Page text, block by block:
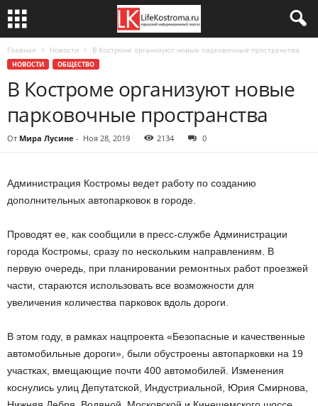
Главная Новости В Костроме организуют новые парковочные пространства
НОВОСТИ ОБЩЕСТВО
В Костроме организуют новые
парковочные пространства
От Мира Лусине - Ноя 28, 2019 2134 0
Администрация Костромы ведет работу по созданию
дополнительных автопарковок в городе.
Проводят ее, как сообщили в пресс-службе Администрации
города Костромы, сразу по нескольким направлениям. В
первую очередь, при планировании ремонтных работ проезжей
части, стараются использовать все возможности для
увеличения количества парковок вдоль дороги.
В этом году, в рамках нацпроекта «Безопасные и качественные
автомобильные дороги», были обустроены автопарковки на 19
участках, вмещающие почти 400 автомобилей. Изменения
коснулись улиц Депутатской, Индустриальной, Юрия Смирнова,